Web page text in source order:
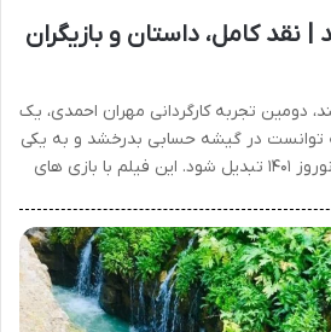
کامل، داستان و بازیگران
دومین تجربه کارگردانی مهران احمدی، یک
توانست در گیشه حسابی بدرخشد و به یکی
از پرفروش ترین فیلم های نوروز ۱۴۰۱ تبدیل شود. این فیلم با بازی های